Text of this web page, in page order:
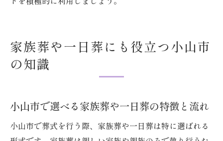
家族葬や一日葬にも役立つ小山市
の知識
小山市で選べる家族葬や一日葬の特徴と流れ
小山市で葬式を行う際、家族葬や一日葬は特に選ばれる